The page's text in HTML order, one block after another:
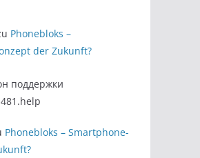
Phonebloks –
der Zukunft?
поддержки
Phonebloks – Smartphone-